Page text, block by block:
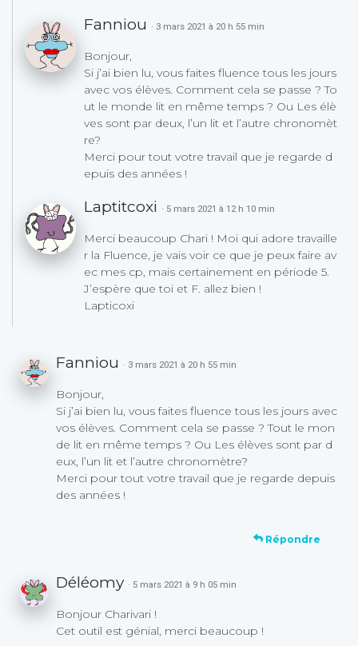
Fanniou · 3 mars 2021 à 20 h 55 min
Bonjour,
Si j’ai bien lu, vous faites fluence tous les jours
avec vos élèves. Comment cela se passe ? To
ut le monde lit en même temps ? Ou Les élè
ves sont par deux, l’un lit et l’autre chronomèt
re?
Merci pour tout votre travail que je regarde d
epuis des années !
Laptitcoxi · 5 mars 2021 à 12 h 10 min
Merci beaucoup Chari ! Moi qui adore travaille
r la Fluence, je vais voir ce que je peux faire av
ec mes cp, mais certainement en période 5.
J’espère que toi et F. allez bien !
Lapticoxi
Fanniou · 3 mars 2021 à 20 h 55 min
Bonjour,
Si j’ai bien lu, vous faites fluence tous les jours avec
vos élèves. Comment cela se passe ? Tout le mon
de lit en même temps ? Ou Les élèves sont par d
eux, l’un lit et l’autre chronomètre?
Merci pour tout votre travail que je regarde depuis
des années !
Répondre
Déléomy · 5 mars 2021 à 9 h 05 min
Bonjour Charivari !
Cet outil est génial, merci beaucoup !